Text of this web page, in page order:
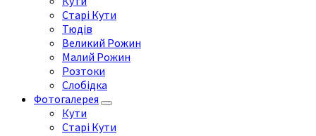
Старі Кути
Тюдів
Великий Рожин
Малий Рожин
Розтоки
Слобідка
Фотогалерея
Кути
Старі Кути